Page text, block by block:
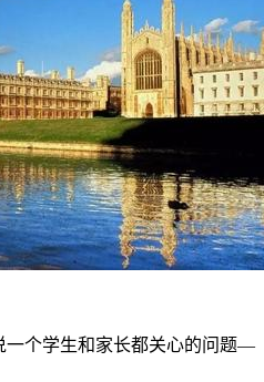
一个学生和家长都关心的问题—